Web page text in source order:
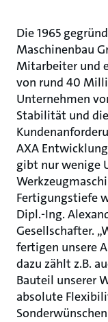
Die 1965
Maschinenbau
Mitarbeiter und
von rund 40
Unternehmen
Stabilität und
AXA
gibt nur wenige
Fertigungstiefe
Dipl.-Ing.
Gesellschafter.
fertigen unsere
dazu zählt z.B.
Bauteil unserer
absolute